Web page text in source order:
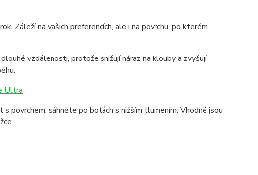
Záleží na vašich preferencích, ale i na povrchu, po kterém
vzdálenosti, protože snižují náraz na klouby a zvyšují
Ultra
povrchem, sáhněte po botách s nižším tlumením. Vhodné jsou